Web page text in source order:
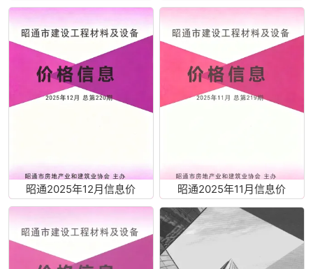
昭通2025年12月信息价 昭通2025年11月信息价